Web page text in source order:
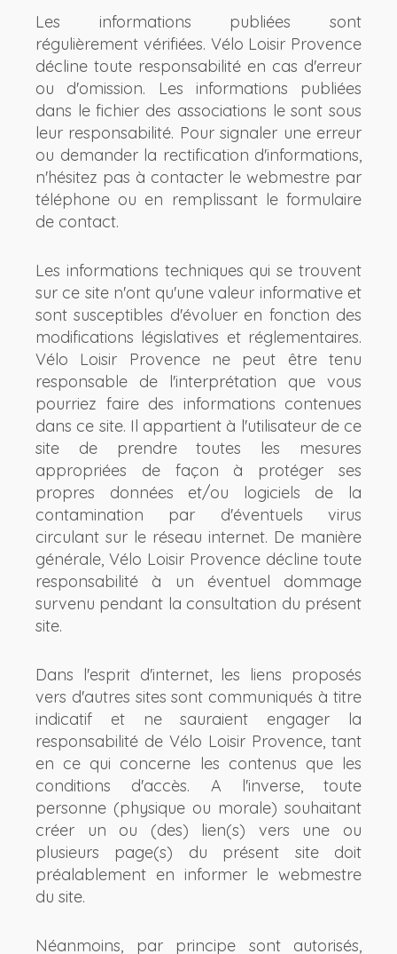
Les informations publiées sont
régulièrement vérifiées. Vélo Loisir Provence
décline toute responsabilité en cas d'erreur
ou d'omission. Les informations publiées
dans le fichier des associations le sont sous
leur responsabilité. Pour signaler une erreur
ou demander la rectification d'informations,
n'hésitez pas à contacter le webmestre par
téléphone ou en remplissant le formulaire
de contact.
Les informations techniques qui se trouvent
sur ce site n'ont qu'une valeur informative et
sont susceptibles d'évoluer en fonction des
modifications législatives et réglementaires.
Vélo Loisir Provence ne peut être tenu
responsable de l'interprétation que vous
pourriez faire des informations contenues
dans ce site. Il appartient à l'utilisateur de ce
site de prendre toutes les mesures
appropriées de façon à protéger ses
propres données et/ou logiciels de la
contamination par d'éventuels virus
circulant sur le réseau internet. De manière
générale, Vélo Loisir Provence décline toute
responsabilité à un éventuel dommage
survenu pendant la consultation du présent
site.
Dans l'esprit d'internet, les liens proposés
vers d'autres sites sont communiqués à titre
indicatif et ne sauraient engager la
responsabilité de Vélo Loisir Provence, tant
en ce qui concerne les contenus que les
conditions d'accès. A l'inverse, toute
personne (physique ou morale) souhaitant
créer un ou (des) lien(s) vers une ou
plusieurs page(s) du présent site doit
préalablement en informer le webmestre
du site.
Néanmoins, par principe sont autorisés,